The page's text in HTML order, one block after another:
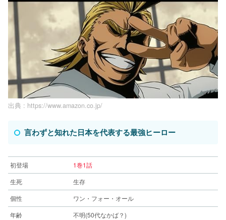
出典 : https://www.amazon.co.jp/
言わずと知れた日本を代表する最強ヒーロー
初登場
1巻1話
生死
生存
個性
ワン・フォー・オール
年齢
不明(50代なかば？)